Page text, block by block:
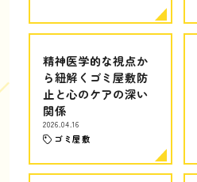
精神医学的な視点か
ら紐解くゴミ屋敷防
止と心のケアの深い
関係
2026.04.16
ゴミ屋敷